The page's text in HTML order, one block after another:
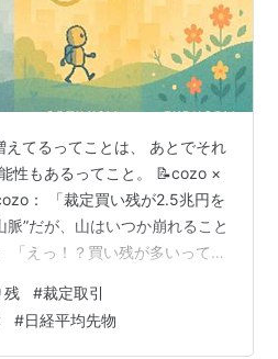
スク（流動性リスク、イベン
テマティックリスクなど）を
ンを組むことを裁定取引とよ
理を行わない単なるスプレッ
どとよばれることがあるが、
はないか。
貨取引時の一瞬の価格変動の
る取引のことを指す。通常は
質の2つの商品間で、割安な
ことにより、収益を確定させ
クなし）。マーケットの価格
てるってことは、 あとでそれ
性もあるってこと。 📝cozo ×
： 「裁定買い残が2.5兆円を
脈”だが、山はいつか崩れること
「えっ！？買い残が多いって、
こと。でもそれは“あとで売る
もある。」 🐾ハッピー：
残 #裁定取引
#日経平均先物